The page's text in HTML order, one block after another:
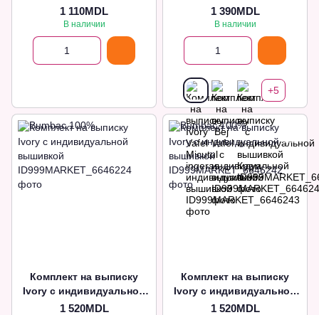
1 110MDL
В наличии
индивидуальной
вышивкой
1 390MDL
В наличии
+5
Комплект на выписку
Ivory с индивидуальной
вышивкой
1 520MDL
Комплект на выписку
Ivory с индивидуальной
вышивкой
1 520MDL